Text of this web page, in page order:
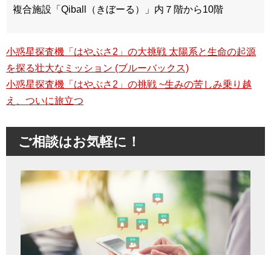
複合施設「Qiball（きぼーる）」内７階から10階
小惑星探査機「はやぶさ2」の大挑戦 太陽系と生命の起源
を探る壮大なミッション (ブルーバックス)
小惑星探査機「はやぶさ2」の挑戦 ~生みの苦しみ乗り越
え、ついに旅立つ
ご相談はお気軽に！